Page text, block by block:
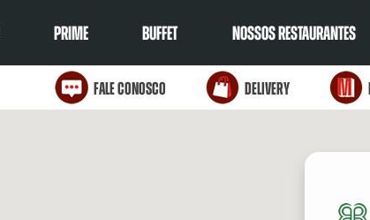
PRIME BUFFET NOSSOS RESTAURANTES
Fale Conosco Delivery